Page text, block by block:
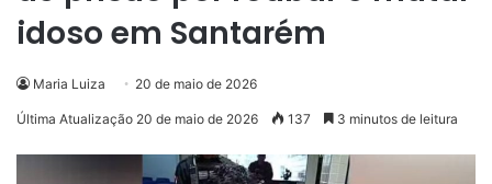
idoso em Santarém
Maria Luiza 20 de maio de 2026
Última Atualização 20 de maio de 2026 137 3 minutos de leitura